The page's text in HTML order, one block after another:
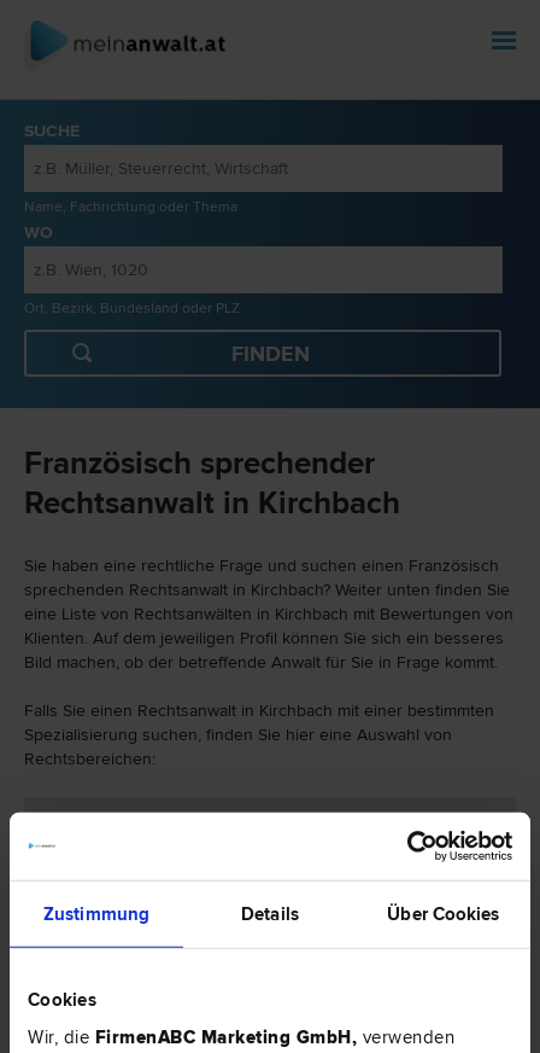
Zustimmung Details Über Cookies
Cookies
Wir, die FirmenABC Marketing GmbH, verwenden
SUCHE
Name, Fachrichtung oder Thema
WO
Ort, Bezirk, Bundesland oder PLZ
Französisch sprechender
Rechtsanwalt in Kirchbach
Sie haben eine rechtliche Frage und suchen einen Französisch
sprechenden Rechtsanwalt in Kirchbach? Weiter unten finden Sie
eine Liste von Rechtsanwälten in Kirchbach mit Bewertungen von
Klienten. Auf dem jeweiligen Profil können Sie sich ein besseres
Bild machen, ob der betreffende Anwalt für Sie in Frage kommt.
Falls Sie einen Rechtsanwalt in Kirchbach mit einer bestimmten
Spezialisierung suchen, finden Sie hier eine Auswahl von
Rechtsbereichen: